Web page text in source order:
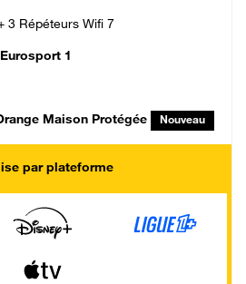
3 Répéteurs Wifi 7
Eurosport 1
Maison Protégée Nouveau
par plateforme